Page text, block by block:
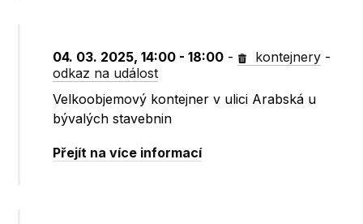
04. 03. 2025, 14:00 - 18:00 - kontejnery -
odkaz na událost
Velkoobjemový kontejner v ulici Arabská u
bývalých stavebnin
Přejít na více informací